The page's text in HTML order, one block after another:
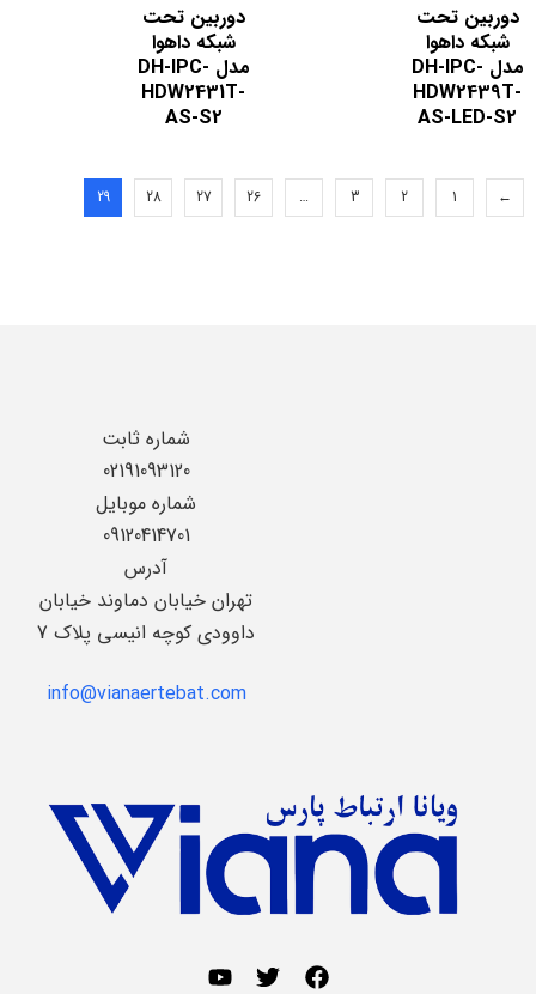
دوربین تحت
شبکه داهوا
مدل DH-IPC-
HDW2439T-
AS-LED-S2
دوربین تحت
شبکه داهوا
مدل DH-IPC-
HDW2431T-
AS-S2
←
1
2
3
…
26
27
28
29
شماره ثابت
02191093120
شماره موبایل
09120414701
آدرس
تهران خیابان دماوند خیابان
داوودی کوچه انیسی پلاک 7
info@vianaertebat.com